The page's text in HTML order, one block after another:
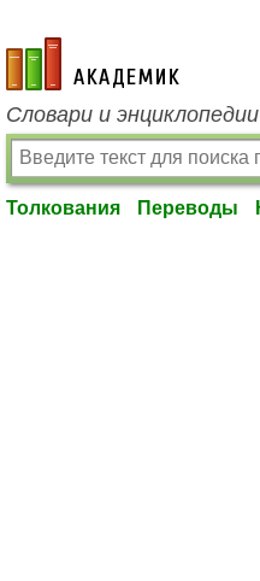
academic.ru
Словари и
Толкования Переводы